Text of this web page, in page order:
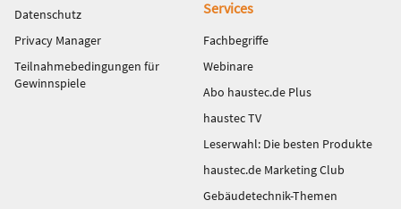
Datenschutz
Privacy Manager
Teilnahmebedingungen für
Gewinnspiele
Services
Fachbegriffe
Webinare
Abo haustec.de Plus
haustec TV
Leserwahl: Die besten Produkte
haustec.de Marketing Club
Gebäudetechnik-Themen